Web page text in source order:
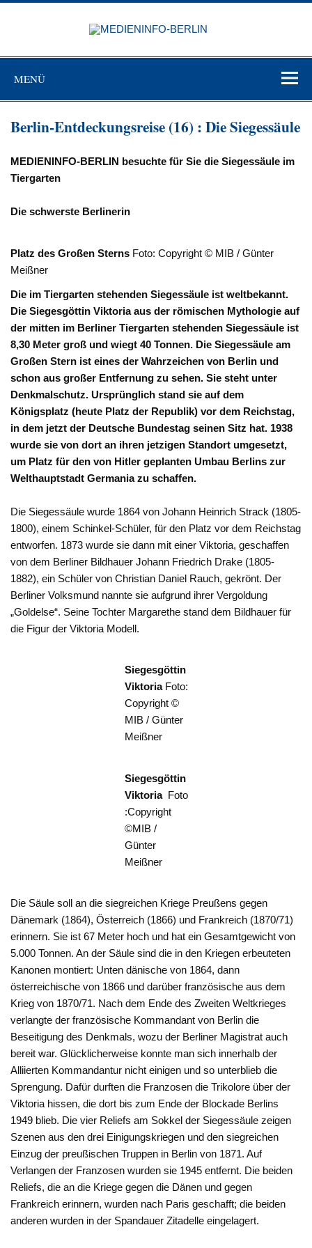
Zum
MENÜ
Berlin-Entdeckungsreise (16) : Die Siegessäule
MEDIENINFO-BERLIN besuchte für Sie die Siegessäule im
Tiergarten
Die schwerste Berlinerin
Platz des Großen Sterns Foto: Copyright © MIB / Günter
Meißner
Die im Tiergarten stehenden Siegessäule ist weltbekannt.
Die Siegesgöttin Viktoria aus der römischen Mythologie auf
der mitten im Berliner Tiergarten stehenden Siegessäule ist
8,30 Meter groß und wiegt 40 Tonnen. Die Siegessäule am
Großen Stern ist eines der Wahrzeichen von Berlin und
schon aus großer Entfernung zu sehen. Sie steht unter
Denkmalschutz. Ursprünglich stand sie auf dem
Königsplatz (heute Platz der Republik) vor dem Reichstag,
in dem jetzt der Deutsche Bundestag seinen Sitz hat. 1938
wurde sie von dort an ihren jetzigen Standort umgesetzt,
um Platz für den von Hitler geplanten Umbau Berlins zur
Welthauptstadt Germania zu schaffen.
Die Siegessäule wurde 1864 von Johann Heinrich Strack (1805-
1800), einem Schinkel-Schüler, für den Platz vor dem Reichstag
entworfen. 1873 wurde sie dann mit einer Viktoria, geschaffen
von dem Berliner Bildhauer Johann Friedrich Drake (1805-
1882), ein Schüler von Christian Daniel Rauch, gekrönt. Der
Berliner Volksmund nannte sie aufgrund ihrer Vergoldung
„Goldelse“. Seine Tochter Margarethe stand dem Bildhauer für
die Figur der Viktoria Modell.
Siegesgöttin
ViktoriaFoto:
Copyright ©
MIB / Günter
Meißner
Siegesgöttin
ViktoriaFoto
:Copyright
©MIB /
Günter
Meißner
Die Säule soll an die siegreichen Kriege Preußens gegen
Dänemark (1864), Österreich (1866) und Frankreich (1870/71)
erinnern. Sie ist 67 Meter hoch und hat ein Gesamtgewicht von
5.000 Tonnen. An der Säule sind die in den Kriegen erbeuteten
Kanonen montiert: Unten dänische von 1864, dann
österreichische von 1866 und darüber französische aus dem
Krieg von 1870/71. Nach dem Ende des Zweiten Weltkrieges
verlangte der französische Kommandant von Berlin die
Beseitigung des Denkmals, wozu der Berliner Magistrat auch
bereit war. Glücklicherweise konnte man sich innerhalb der
Alliierten Kommandantur nicht einigen und so unterblieb die
Sprengung. Dafür durften die Franzosen die Trikolore über der
Viktoria hissen, die dort bis zum Ende der Blockade Berlins
1949 blieb. Die vier Reliefs am Sokkel der Siegessäule zeigen
Szenen aus den drei Einigungskriegen und den siegreichen
Einzug der preußischen Truppen in Berlin von 1871. Auf
Verlangen der Franzosen wurden sie 1945 entfernt. Die beiden
Reliefs, die an die Kriege gegen die Dänen und gegen
Frankreich erinnern, wurden nach Paris geschafft; die beiden
anderen wurden in der Spandauer Zitadelle eingelagert.